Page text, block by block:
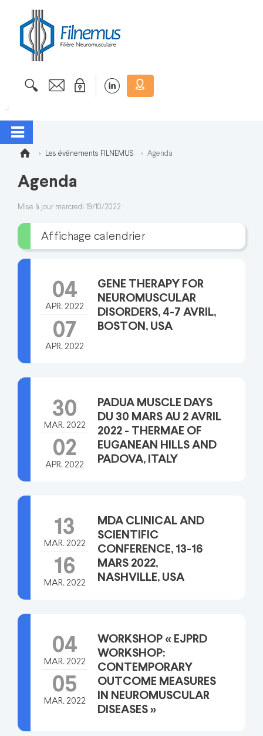
Les événements FILNEMUS Agenda
Agenda
Mise à jour mercredi 19/10/2022
Affichage calendrier
04
APR. 2022
07
APR. 2022
GENE THERAPY FOR
NEUROMUSCULAR
DISORDERS, 4-7 AVRIL,
BOSTON, USA
30
MAR. 2022
02
APR. 2022
PADUA MUSCLE DAYS
DU 30 MARS AU 2 AVRIL
2022 - THERMAE OF
EUGANEAN HILLS AND
PADOVA, ITALY
13
MAR. 2022
16
MAR. 2022
MDA CLINICAL AND
SCIENTIFIC
CONFERENCE, 13-16
MARS 2022,
NASHVILLE, USA
04
MAR. 2022
05
MAR. 2022
WORKSHOP « EJPRD
WORKSHOP:
CONTEMPORARY
OUTCOME MEASURES
IN NEUROMUSCULAR
DISEASES »